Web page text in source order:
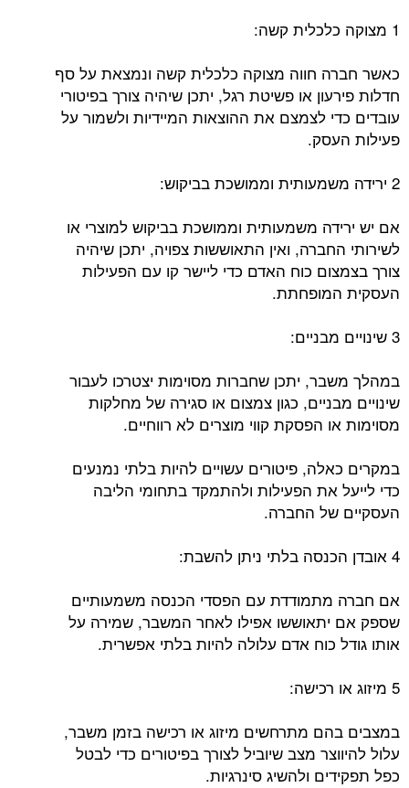
1 מצוקה כלכלית קשה:
כאשר חברה חווה מצוקה כלכלית קשה ונמצאת על סף
חדלות פירעון או פשיטת רגל, יתכן שיהיה צורך בפיטורי
עובדים כדי לצמצם את ההוצאות המיידיות ולשמור על
פעילות העסק.
2 ירידה משמעותית וממושכת בביקוש:
אם יש ירידה משמעותית וממושכת בביקוש למוצרי או
לשירותי החברה, ואין התאוששות צפויה, יתכן שיהיה
צורך בצמצום כוח האדם כדי ליישר קו עם הפעילות
העסקית המופחתת.
3 שינויים מבניים:
במהלך משבר, יתכן שחברות מסוימות יצטרכו לעבור
שינויים מבניים, כגון צמצום או סגירה של מחלקות
מסוימות או הפסקת קווי מוצרים לא רווחיים.
במקרים כאלה, פיטורים עשויים להיות בלתי נמנעים
כדי לייעל את הפעילות ולהתמקד בתחומי הליבה
העסקיים של החברה.
4 אובדן הכנסה בלתי ניתן להשבת:
אם חברה מתמודדת עם הפסדי הכנסה משמעותיים
שספק אם יתאוששו אפילו לאחר המשבר, שמירה על
אותו גודל כוח אדם עלולה להיות בלתי אפשרית.
5 מיזוג או רכישה:
במצבים בהם מתרחשים מיזוג או רכישה בזמן משבר,
עלול להיווצר מצב שיוביל לצורך בפיטורים כדי לבטל
כפל תפקידים ולהשיג סינרגיות.